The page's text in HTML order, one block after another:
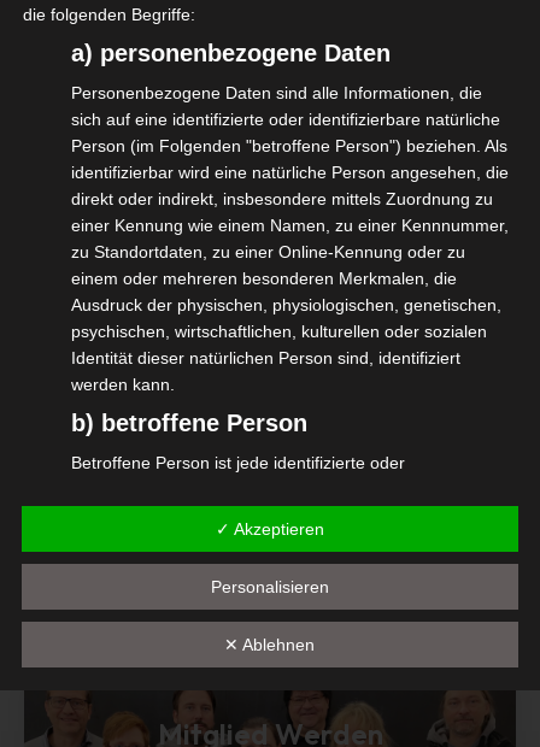
Unterstützt wurde das Panel auch durch
Jörn Nettingsmeier vom VDT als Vertreter
der Live Audio Working Group der IGVW.
Eine weitere inhaltliche Zusammenarbeit
von IGVW und VDT bei der
Weiterentwicklung dieses und weiterer
WHO-Standards ist in Planung.
https://welttag-des-hoerens.de/
Diesen Beitrag teilen
Mitglied Werden
die folgenden Begriffe:
a) personenbezogene Daten
Personenbezogene Daten sind alle Informationen, die
sich auf eine identifizierte oder identifizierbare natürliche
Person (im Folgenden "betroffene Person") beziehen. Als
identifizierbar wird eine natürliche Person angesehen, die
direkt oder indirekt, insbesondere mittels Zuordnung zu
einer Kennung wie einem Namen, zu einer Kennnummer,
zu Standortdaten, zu einer Online-Kennung oder zu
einem oder mehreren besonderen Merkmalen, die
Ausdruck der physischen, physiologischen, genetischen,
psychischen, wirtschaftlichen, kulturellen oder sozialen
Identität dieser natürlichen Person sind, identifiziert
werden kann.
b) betroffene Person
Betroffene Person ist jede identifizierte oder
Verantwortlichen verarbeitet werden.
c) Verarbeitung
Verarbeitung ist jeder mit oder ohne Hilfe automatisierter
Verfahren ausgeführte Vorgang oder jede solche
Vorgangsreihe im Zusammenhang mit
personenbezogenen Daten wie das Erheben, das
Erfassen, die Organisation, das Ordnen, die Speicherung,
✓ Akzeptieren
Personalisieren
✕ Ablehnen